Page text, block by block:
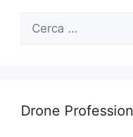
Ricerca
Drone